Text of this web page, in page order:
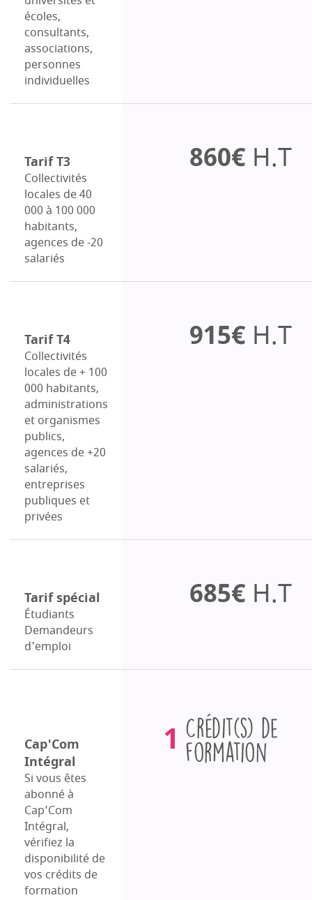
écoles,
consultants,
associations,
personnes
individuelles
Tarif T3
Collectivités
locales de 40
000 à 100 000
habitants,
agences de -20
salariés
860€ H.T
Tarif T4
Collectivités
locales de + 100
000 habitants,
administrations
et organismes
publics,
agences de +20
salariés,
entreprises
publiques et
privées
915€ H.T
Tarif spécial
Étudiants
Demandeurs
d'emploi
685€ H.T
Cap'Com
Intégral
Si vous êtes
abonné à
Cap’Com
Intégral,
vérifiez la
disponibilité de
vos crédits de
formation
1
Crédits
de
formation